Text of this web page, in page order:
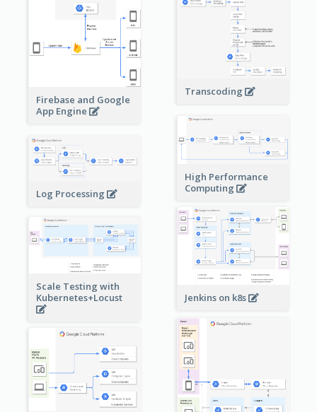
Firebase and Google
App Engine
Transcoding
High Performance
Computing
Log Processing
Jenkins on k8s
Scale Testing with
Kubernetes+Locust